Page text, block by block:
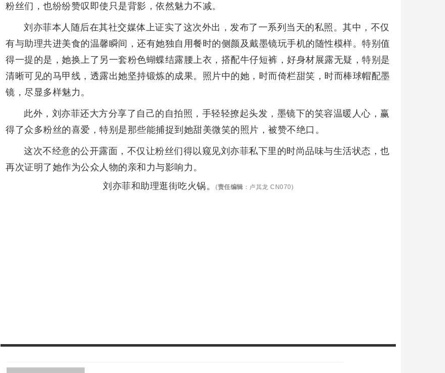
粉丝们，也纷纷赞叹即使只是背影，依然魅力不减。
刘亦菲本人随后在其社交媒体上证实了这次外出，发布了一系列当天的私照。其中，不仅
有与助理共进美食的温馨瞬间，还有她独自用餐时的侧颜及戴墨镜玩手机的随性模样。特别值
得一提的是，她换上了另一套粉色蝴蝶结露腰上衣，搭配牛仔短裤，好身材展露无疑，特别是
清晰可见的马甲线，透露出她坚持锻炼的成果。照片中的她，时而倚栏甜笑，时而棒球帽配墨
镜，尽显多样魅力。
此外，刘亦菲还大方分享了自己的自拍照，手轻轻撩起头发，墨镜下的笑容温暖人心，赢
得了众多粉丝的喜爱，特别是那些能捕捉到她甜美微笑的照片，被赞不绝口。
这次不经意的公开露面，不仅让粉丝们得以窥见刘亦菲私下里的时尚品味与生活状态，也
再次证明了她作为公众人物的亲和力与影响力。
刘亦菲和助理逛街吃火锅。
(责任编辑 ：卢其龙 CN070)